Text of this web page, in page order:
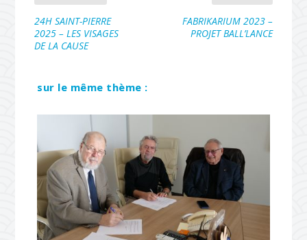
24H SAINT-PIERRE
2025 – LES VISAGES
DE LA CAUSE
FABRIKARIUM 2023 –
PROJET BALL’LANCE
sur le même thème :